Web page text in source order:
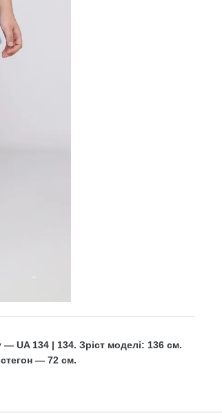
UA 134 | 134. Зріст моделі: 136 см.
— 72 см.